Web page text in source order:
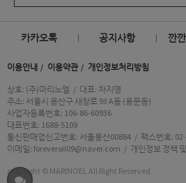
카카오톡 공지사항 깐
이용안내 이용약관 개인정보처리방침
상호: (주)마리노엘 / 대표: 차지영
주소: 서울시 용산구 새창로 93 A동 (용문동)
사업자등록번호: 106-86-60936
대표번호: 1688-5109
통신판매업신고번호: 서울용산00884 / 팩스번호:
이메일: foreveroil09@naver.com / 개인정보 정책
copyright © MARINOEL All Right Reserved